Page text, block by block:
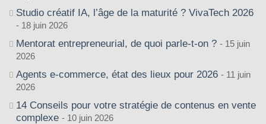
Studio créatif IA, l’âge de la maturité ? VivaTech 2026
18 juin 2026
Mentorat entrepreneurial, de quoi parle-t-on ?
15 juin
2026
Agents e-commerce, état des lieux pour 2026
11 juin
2026
14 Conseils pour votre stratégie de contenus en vente
complexe
10 juin 2026